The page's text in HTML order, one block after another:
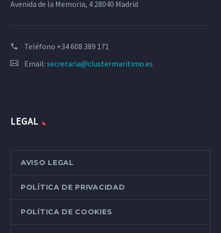
Avenida de la Memoria, 4 28040 Madrid
Teléfono +34 608 389 171
Email: secretaria@clustermaritimo.es
LEGAL
AVISO LEGAL
POLÍTICA DE PRIVACIDAD
POLÍTICA DE COOKIES